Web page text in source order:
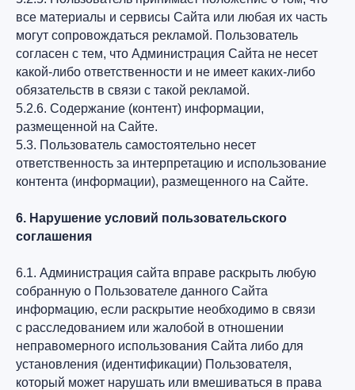
все материалы и сервисы Сайта или любая их часть
могут сопровождаться рекламой. Пользователь
согласен с тем, что Администрация Сайта не несет
какой-либо ответственности и не имеет каких-либо
обязательств в связи с такой рекламой.
5.2.6. Содержание (контент) информации,
размещенной на Сайте.
5.3. Пользователь самостоятельно несет
ответственность за интерпретацию и использование
контента (информации), размещенного на Сайте.
6. Нарушение условий пользовательского
соглашения
6.1. Администрация сайта вправе раскрыть любую
собранную о Пользователе данного Сайта
информацию, если раскрытие необходимо в связи
с расследованием или жалобой в отношении
неправомерного использования Сайта либо для
установления (идентификации) Пользователя,
который может нарушать или вмешиваться в права